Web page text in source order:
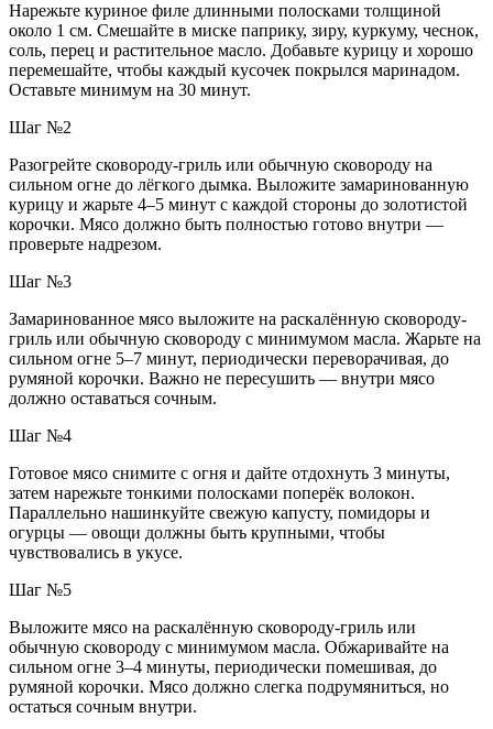
Нарежьте куриное филе длинными полосками толщиной
около 1 см. Смешайте в миске паприку, зиру, куркуму, чеснок,
соль, перец и растительное масло. Добавьте курицу и хорошо
перемешайте, чтобы каждый кусочек покрылся маринадом.
Оставьте минимум на 30 минут.
Шаг №2
Разогрейте сковороду-гриль или обычную сковороду на
сильном огне до лёгкого дымка. Выложите замаринованную
курицу и жарьте 4–5 минут с каждой стороны до золотистой
корочки. Мясо должно быть полностью готово внутри —
проверьте надрезом.
Шаг №3
Замаринованное мясо выложите на раскалённую сковороду-
гриль или обычную сковороду с минимумом масла. Жарьте на
сильном огне 5–7 минут, периодически переворачивая, до
румяной корочки. Важно не пересушить — внутри мясо
должно оставаться сочным.
Шаг №4
Готовое мясо снимите с огня и дайте отдохнуть 3 минуты,
затем нарежьте тонкими полосками поперёк волокон.
Параллельно нашинкуйте свежую капусту, помидоры и
огурцы — овощи должны быть крупными, чтобы
чувствовались в укусе.
Шаг №5
Выложите мясо на раскалённую сковороду-гриль или
обычную сковороду с минимумом масла. Обжаривайте на
сильном огне 3–4 минуты, периодически помешивая, до
румяной корочки. Мясо должно слегка подрумяниться, но
остаться сочным внутри.